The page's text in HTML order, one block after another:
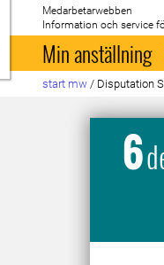
Till startsida
Medarbetarwebben
Information och service
Min anställning
start mw / Disputation
6